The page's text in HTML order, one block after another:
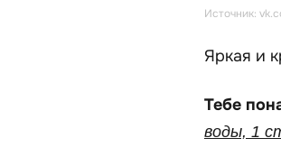
Источник:
Яркая и
Тебе
воды, 1